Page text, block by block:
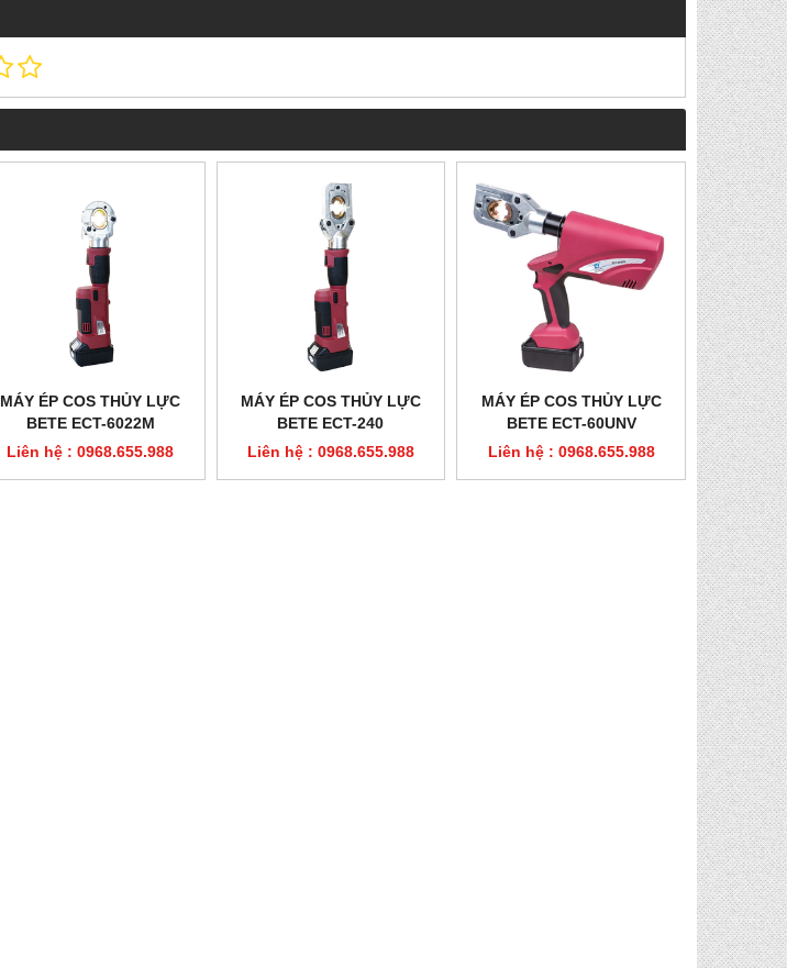
MÁY ÉP COS THỦY LỰC
BETE ECT-6022M
Liên hệ : 0968.655.988
MÁY ÉP COS THỦY LỰC
BETE ECT-240
Liên hệ : 0968.655.988
MÁY ÉP COS THỦY LỰC
BETE ECT-60UNV
Liên hệ : 0968.655.988